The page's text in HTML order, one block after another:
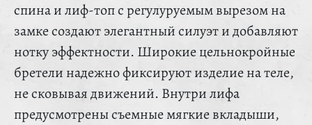
спина и лиф-топ с регулуруемым вырезом на
замке создают элегантный силуэт и добавляют
нотку эффектности. Широкие цельнокройные
бретели надежно фиксируют изделие на теле,
не сковывая движений. Внутри лифа
предусмотрены съемные мягкие вкладыши,